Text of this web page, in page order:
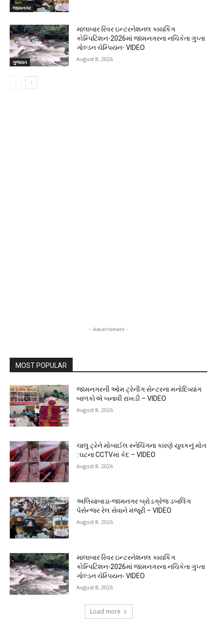
જામનગર
ગુજરાત
માલાબાર રિવર ઇન્ટરનેશનલ કાયકિંગ
કોમ્પિટિશન-2026માં જામનગરના નચિકેતા ગુપ્તા
ગોલ્ડન ચેમ્પિયન- VIDEO
August 8, 2026
- Advertisment -
MOST POPULAR
જામનગરની ઓમ ટ્રેનીંગ સેન્ટરના મનોદિવ્યાંગ
બાળકોએ બનાવી રાખડી – VIDEO
August 8, 2026
ચાલુ ટ્રેને મોબાઈલ સ્નેચિંગના કારણે યુવકનું મોત
: ઘટના CCTVમાં કેદ – VIDEO
August 8, 2026
અલિયાબાડા-જામનગર બ્રોડગ્રેજ ડબલિંગ
પેસેન્જર રેલ સેવાને મંજૂરી – VIDEO
August 8, 2026
માલાબાર રિવર ઇન્ટરનેશનલ કાયકિંગ
કોમ્પિટિશન-2026માં જામનગરના નચિકેતા ગુપ્તા
ગોલ્ડન ચેમ્પિયન- VIDEO
August 8, 2026
Load more